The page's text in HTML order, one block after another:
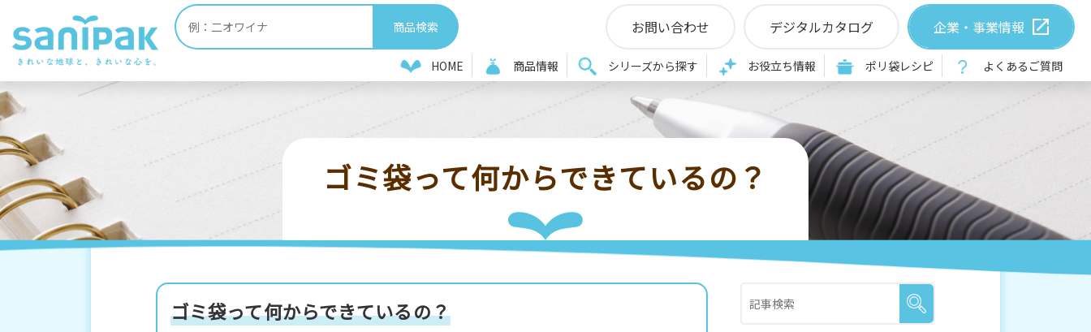
HOME 商品情報 シリーズから探す お役立ち情報 ポリ袋レシピ よくあるご質問
お問い合わせ デジタルカタログ 企業・事業情報
HOME ゴミ袋って何からできているの？
ゴミ袋って何からできているの？
ゴミ袋って何からできているの？